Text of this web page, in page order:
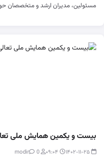
مسئولین، مدیران ارشد و متخصصان
بیست و یکمین همایش ملی
0